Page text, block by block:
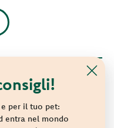
per il tuo pet:
entra nel mondo
vorbehalten.
2 - 47891 Repubblica di
04018